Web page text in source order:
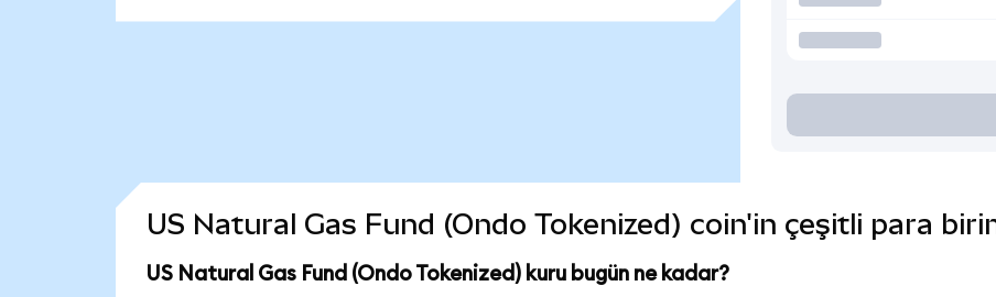
US Natural Gas Fund (Ondo Tokenized) coin'in çeşitli para
US Natural Gas Fund (Ondo Tokenized) kuru bugün ne kadar?